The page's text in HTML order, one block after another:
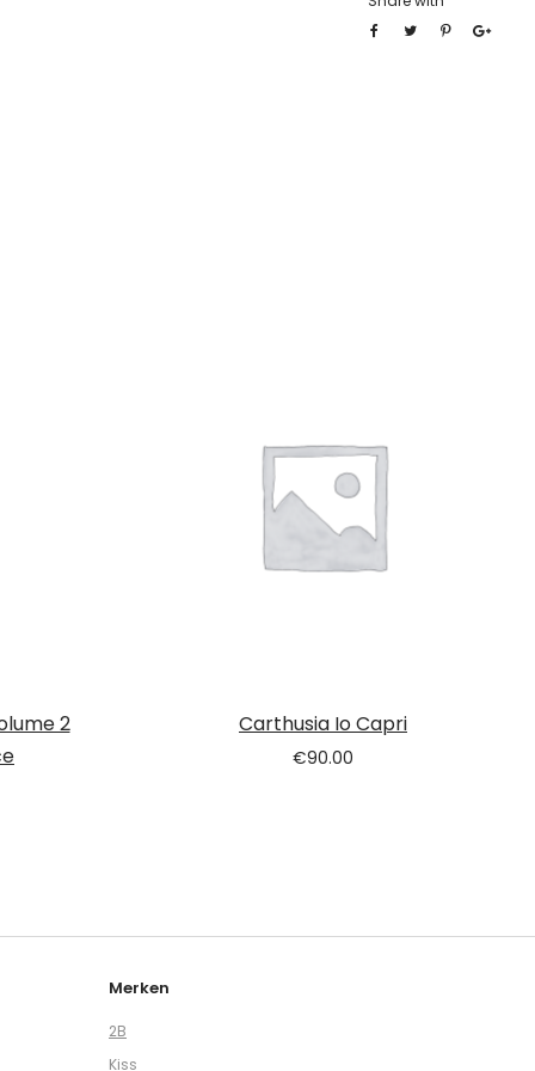
2
Carthusia Io Capri
€90.00
Merken
2B
Kiss